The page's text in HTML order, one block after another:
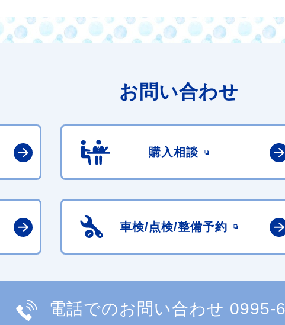
お問い合わせ
購入相談
車検/点検/整備予約
電話でのお問い合わせ 0995-